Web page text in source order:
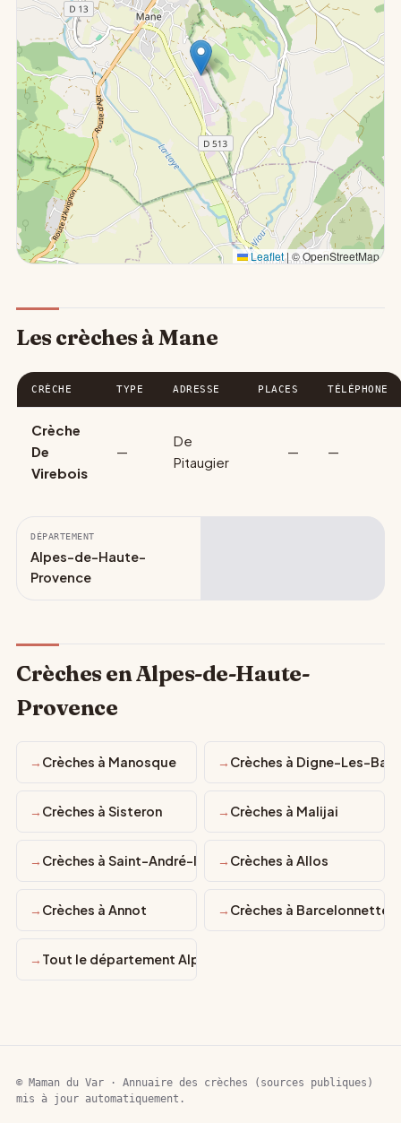
Leaflet| © OpenStreetMap
Les crèches à Mane
CRÈCHE TYPE ADRESSE PLACES TÉLÉPHONE
Crèche
De
Virebois
—
De
Pitaugier
— —
DÉPARTEMENT
Alpes-de-Haute-
Provence
Crèches en Alpes-de-Haute-
Provence
Crèches à Manosque Crèches à Digne-Les-
Crèches à Sisteron Crèches à Malijai
Crèches à Saint-André-les-AlpesCrèches à Allos
Crèches à Annot Crèches à Barcelonnette
Tout le département Alpes-de-Haute-Provence
© Maman du Var · Annuaire des crèches (sources publiques)
mis à jour automatiquement.